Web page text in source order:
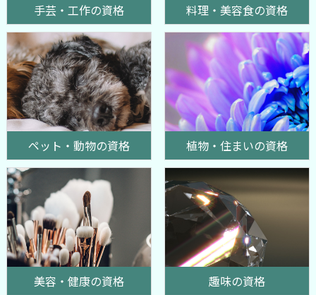
手芸・工作の資格 料理・美容食の資格
ペット・動物の資格 植物・住まいの資格
美容・健康の資格 趣味の資格